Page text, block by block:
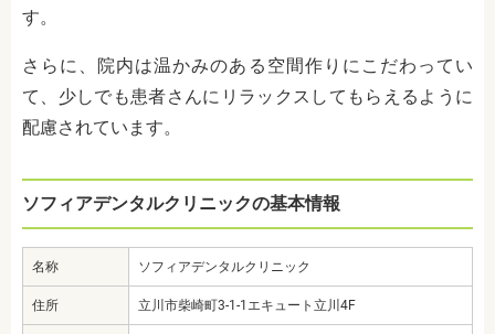
す。
さらに、院内は温かみのある空間作りにこだわってい
て、少しでも患者さんにリラックスしてもらえるように
配慮されています。
ソフィアデンタルクリニックの基本情報
名称 ソフィアデンタルクリニック
住所 立川市柴崎町3-1-1エキュート立川4F